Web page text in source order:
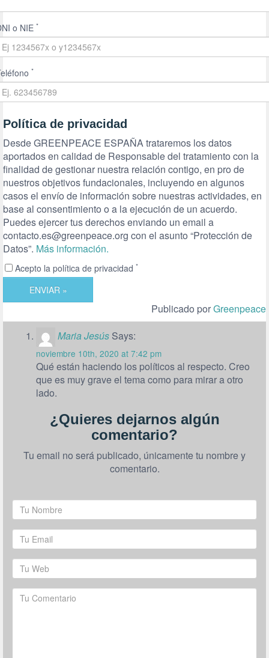
o NIE *Ej
1234567x
o
*Ej.
623456789
Política de privacidad
Desde GREENPEACE ESPAÑA trataremos los datos
aportados en calidad de Responsable del tratamiento con la
finalidad de gestionar nuestra relación contigo, en pro de
nuestros objetivos fundacionales, incluyendo en algunos
casos el envío de información sobre nuestras actividades, en
base al consentimiento o a la ejecución de un acuerdo.
Puedes ejercer tus derechos enviando un email a
contacto.es@greenpeace.org con el asunto “Protección de
Datos”. Más información.
Acepto la política de privacidad *
ENVIAR »
Publicado porGreenpeace
Maria Jesús Says:
noviembre 10th, 2020 at 7:42 pm
Qué están haciendo los políticos al respecto. Creo
que es muy grave el tema como para mirar a otro
lado.
¿Quieres dejarnos algún
comentario?
Tu email no será publicado, únicamente tu nombre y
comentario.